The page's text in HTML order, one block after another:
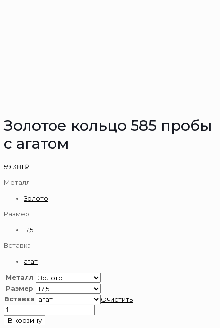
Золотое кольцо 585 пробы
с агатом
59 381 ₽
Металл
Золото
Размер
17,5
Вставка
агат
Металл
Размер
Вставка
Очистить
Количество
товара
В корзину